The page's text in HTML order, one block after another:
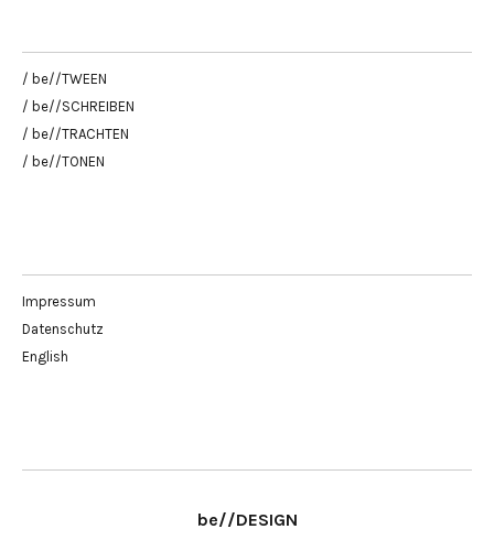
/ be//TWEEN
/ be//SCHREIBEN
/ be//TRACHTEN
/ be//TONEN
Impressum
Datenschutz
English
be//DESIGN